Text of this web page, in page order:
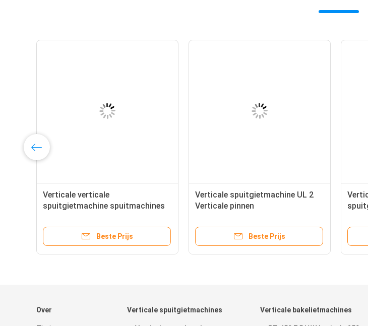
Verticale verticale
spuitgietmachine spuitmachines
Beste Prijs
Verticale spuitgietmachine UL 2
Verticale pinnen
Beste Prijs
Over Verticale spuitgietmachines Verticale bakelietmachines